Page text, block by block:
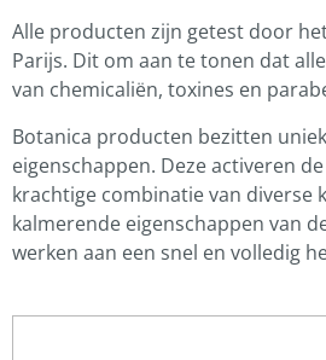
Alle producten zijn getest door
Parijs. Dit om aan te tonen dat
van chemicaliën, toxines en
Botanica producten bezitten
eigenschappen. Deze activeren
krachtige combinatie van diverse
kalmerende eigenschappen van
werken aan een snel en volledig